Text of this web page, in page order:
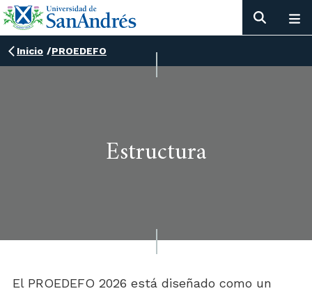
Inicio /PROEDEFO
Estructura
El PROEDEFO 2026 está diseñado como un